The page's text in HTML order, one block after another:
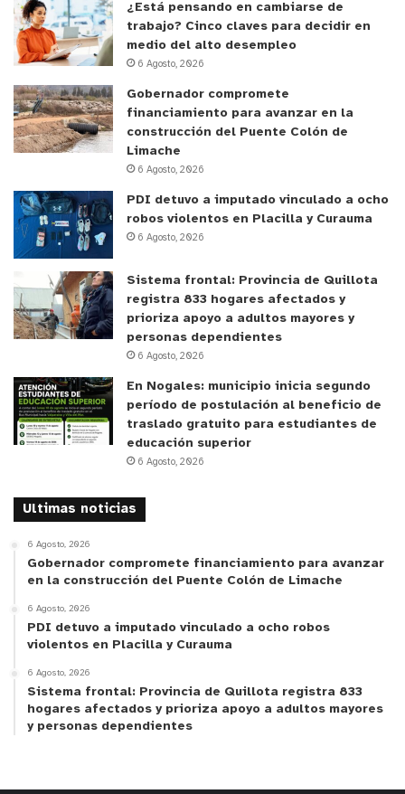
¿Está pensando en cambiarse de
trabajo? Cinco claves para decidir en
medio del alto desempleo
6 Agosto, 2026
Gobernador compromete
financiamiento para avanzar en la
construcción del Puente Colón de
Limache
6 Agosto, 2026
PDI detuvo a imputado vinculado a ocho
robos violentos en Placilla y Curauma
6 Agosto, 2026
Sistema frontal: Provincia de Quillota
registra 833 hogares afectados y
prioriza apoyo a adultos mayores y
personas dependientes
6 Agosto, 2026
En Nogales: municipio inicia segundo
período de postulación al beneficio de
traslado gratuito para estudiantes de
educación superior
6 Agosto, 2026
Ultimas noticias
6 Agosto, 2026
Gobernador compromete financiamiento para avanzar
en la construcción del Puente Colón de Limache
6 Agosto, 2026
PDI detuvo a imputado vinculado a ocho robos
violentos en Placilla y Curauma
6 Agosto, 2026
Sistema frontal: Provincia de Quillota registra 833
hogares afectados y prioriza apoyo a adultos mayores
y personas dependientes